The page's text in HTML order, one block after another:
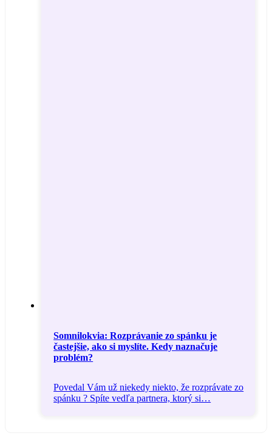
Somnilokvia: Rozprávanie zo spánku je
častejšie, ako si myslíte. Kedy naznačuje
problém?
Povedal Vám už niekedy niekto, že rozprávate zo
spánku ? Spíte vedľa partnera, ktorý si…